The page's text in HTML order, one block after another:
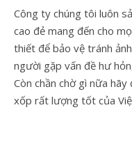
Công ty chúng tôi luôn
cao đẻ mang đến cho
thiết để bảo vệ tránh
người gặp vấn đề hư
Còn chần chờ gì nữa
xốp rất lượng tốt của